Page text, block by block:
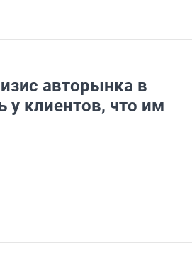
авторынка в
у клиентов, что им